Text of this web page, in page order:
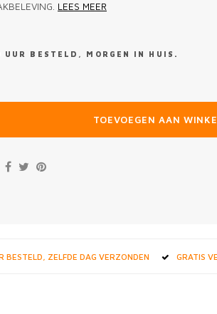
LEES MEER
UUR BESTELD, MORGEN IN HUIS.
TOEVOEGEN AAN
ZELFDE DAG VERZONDEN GRATIS